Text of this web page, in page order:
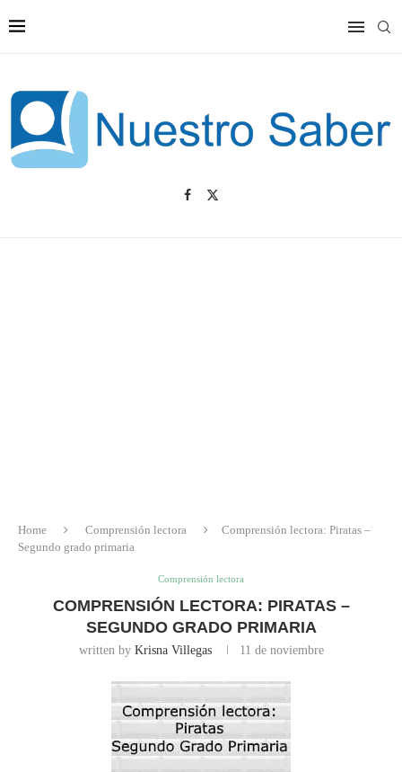
Home Comprensión lectora
Comprensión lectora: Piratas –
Segundo grado primaria
Comprensión lectora
COMPRENSIÓN LECTORA: PIRATAS –
SEGUNDO GRADO PRIMARIA
written by Krisna Villegas 11 de noviembre